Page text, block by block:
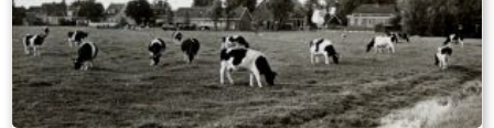
Timmerman Pieter Willems Twijnstra giet fuort út
Folsgeare en wurdt boer yn Abbegea. Hy wol ôf
fan’e smidderij en set de saak te keap.
Hendriekus Monkel, stedsomropper út Snits,